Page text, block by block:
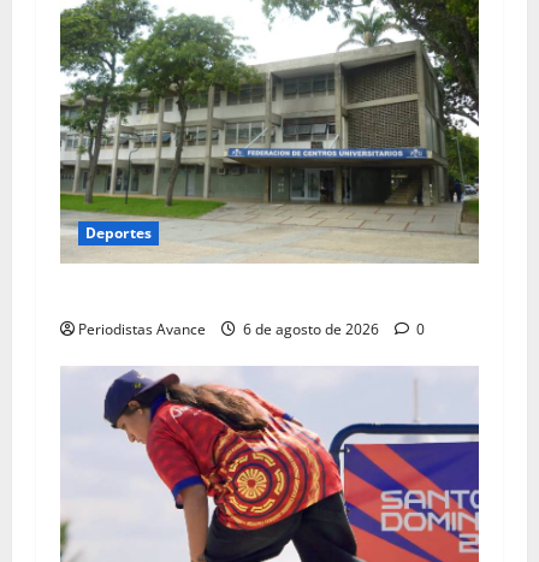
Deportes
Periodistas Avance 6 de agosto de 2026 0